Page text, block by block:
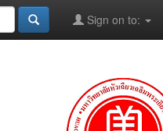
Sign on to: